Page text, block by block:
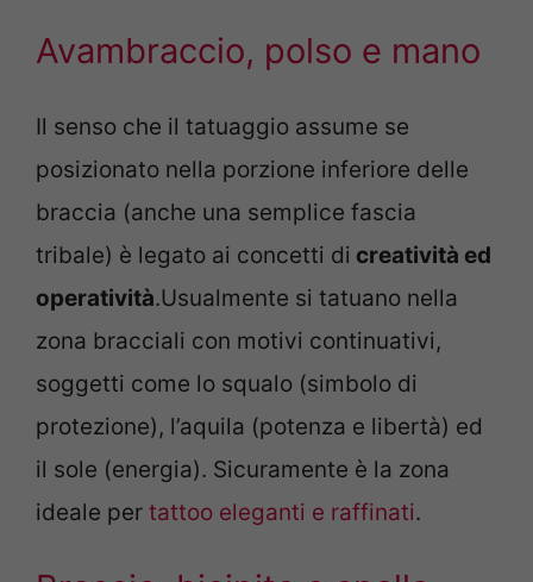
Avambraccio, polso e mano
Il senso che il tatuaggio assume se
posizionato nella porzione inferiore delle
braccia (anche una semplice fascia
tribale) è legato ai concetti di creatività ed
operatività.Usualmente si tatuano nella
zona bracciali con motivi continuativi,
soggetti come lo squalo (simbolo di
protezione), l’aquila (potenza e libertà) ed
il sole (energia). Sicuramente è la zona
ideale per tattoo eleganti e raffinati.